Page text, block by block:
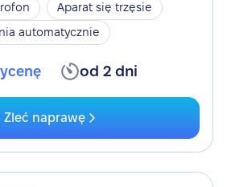
Aparat się trzęsie
automatycznie
od 2 dni
Zleć naprawę